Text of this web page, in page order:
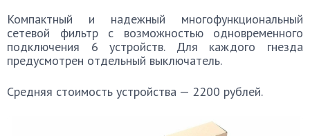
Компактный и надежный многофункциональный
сетевой фильтр с возможностью одновременного
подключения 6 устройств. Для каждого гнезда
предусмотрен отдельный выключатель.
Средняя стоимость устройства — 2200 рублей.